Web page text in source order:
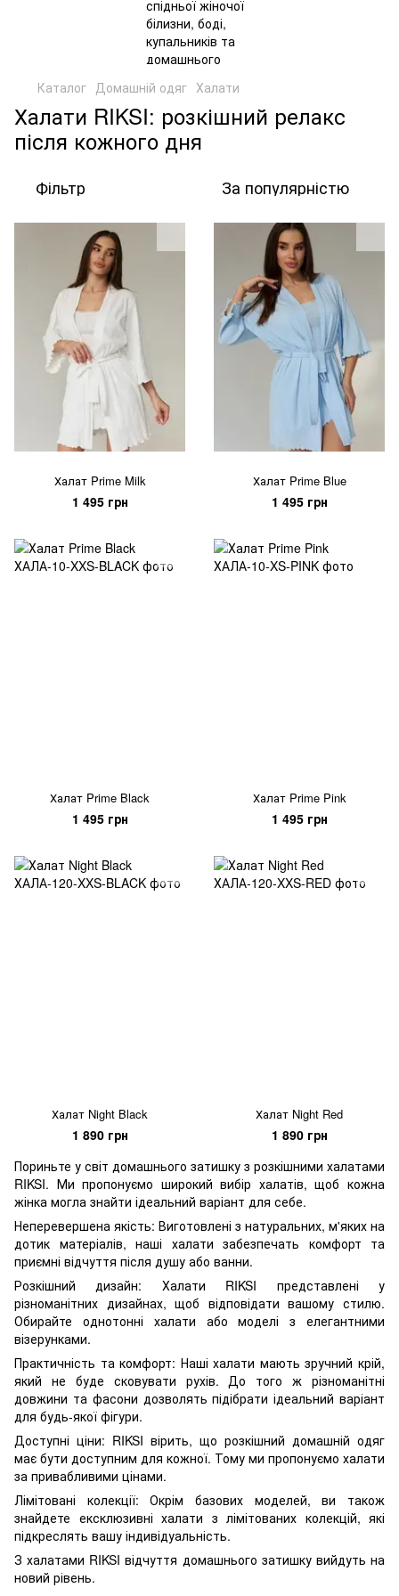
Каталог Домашній одяг Халати
Халати RIKSI: розкішний релакс
після кожного дня
Фільтр За популярністю
Халат Prime Milk
1 495 грн
Халат Prime Blue
1 495 грн
Халат Prime Black
1 495 грн
Халат Prime Pink
1 495 грн
Халат Night Black
1 890 грн
Халат Night Red
1 890 грн
Пориньте у світ домашнього затишку з розкішними халатами
RIKSI. Ми пропонуємо широкий вибір халатів, щоб кожна
жінка могла знайти ідеальний варіант для себе.
Неперевершена якість: Виготовлені з натуральних, м'яких на
дотик матеріалів, наші халати забезпечать комфорт та
приємні відчуття після душу або ванни.
Розкішний дизайн: Халати RIKSI представлені у
різноманітних дизайнах, щоб відповідати вашому стилю.
Обирайте однотонні халати або моделі з елегантними
візерунками.
Практичність та комфорт: Наші халати мають зручний крій,
який не буде сковувати рухів. До того ж різноманітні
довжини та фасони дозволять підібрати ідеальний варіант
для будь-якої фігури.
Доступні ціни: RIKSI вірить, що розкішний домашній одяг
має бути доступним для кожної. Тому ми пропонуємо халати
за привабливими цінами.
Лімітовані колекції: Окрім базових моделей, ви також
знайдете ексклюзивні халати з лімітованих колекцій, які
підкреслять вашу індивідуальність.
З халатами RIKSI відчуття домашнього затишку вийдуть на
новий рівень.